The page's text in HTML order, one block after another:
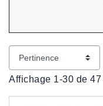
Affichage 1-30 de